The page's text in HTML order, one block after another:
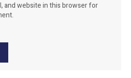
and website in this browser for